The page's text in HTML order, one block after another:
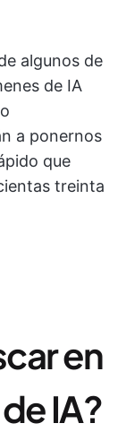
algunos de
de IA
a ponernos
que
treinta
en
IA?